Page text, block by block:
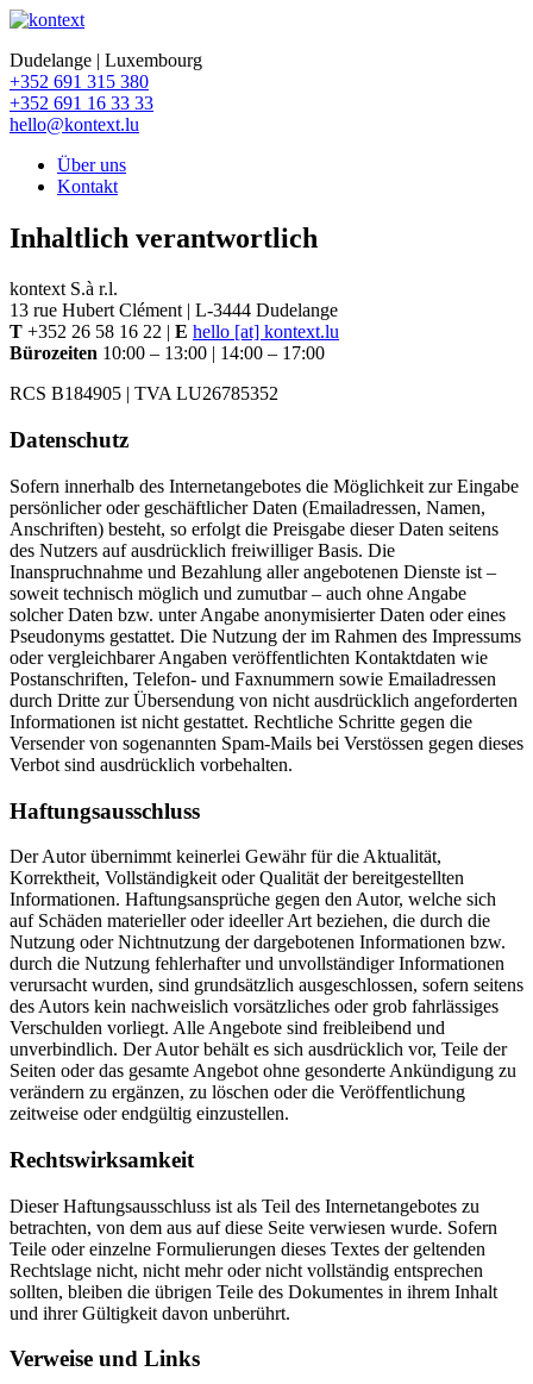
Dudelange | Luxembourg
+352 691 315 380
+352 691 16 33 33
hello@kontext.lu
Über uns
Kontakt
Inhaltlich verantwortlich
kontext S.à r.l.
13 rue Hubert Clément | L-3444 Dudelange
T +352 26 58 16 22 | E hello [at] kontext.lu
Bürozeiten 10:00 – 13:00 | 14:00 – 17:00
RCS B184905 | TVA LU26785352
Datenschutz
Sofern innerhalb des Internetangebotes die Möglichkeit zur Eingabe
persönlicher oder geschäftlicher Daten (Emailadressen, Namen,
Anschriften) besteht, so erfolgt die Preisgabe dieser Daten seitens
des Nutzers auf ausdrücklich freiwilliger Basis. Die
Inanspruchnahme und Bezahlung aller angebotenen Dienste ist –
soweit technisch möglich und zumutbar – auch ohne Angabe
solcher Daten bzw. unter Angabe anonymisierter Daten oder eines
Pseudonyms gestattet. Die Nutzung der im Rahmen des Impressums
oder vergleichbarer Angaben veröffentlichten Kontaktdaten wie
Postanschriften, Telefon- und Faxnummern sowie Emailadressen
durch Dritte zur Übersendung von nicht ausdrücklich angeforderten
Informationen ist nicht gestattet. Rechtliche Schritte gegen die
Versender von sogenannten Spam-Mails bei Verstössen gegen dieses
Verbot sind ausdrücklich vorbehalten.
Haftungsausschluss
Der Autor übernimmt keinerlei Gewähr für die Aktualität,
Korrektheit, Vollständigkeit oder Qualität der bereitgestellten
Informationen. Haftungsansprüche gegen den Autor, welche sich
auf Schäden materieller oder ideeller Art beziehen, die durch die
Nutzung oder Nichtnutzung der dargebotenen Informationen bzw.
durch die Nutzung fehlerhafter und unvollständiger Informationen
verursacht wurden, sind grundsätzlich ausgeschlossen, sofern seitens
des Autors kein nachweislich vorsätzliches oder grob fahrlässiges
Verschulden vorliegt. Alle Angebote sind freibleibend und
unverbindlich. Der Autor behält es sich ausdrücklich vor, Teile der
Seiten oder das gesamte Angebot ohne gesonderte Ankündigung zu
verändern zu ergänzen, zu löschen oder die Veröffentlichung
zeitweise oder endgültig einzustellen.
Rechtswirksamkeit
Dieser Haftungsausschluss ist als Teil des Internetangebotes zu
betrachten, von dem aus auf diese Seite verwiesen wurde. Sofern
Teile oder einzelne Formulierungen dieses Textes der geltenden
Rechtslage nicht, nicht mehr oder nicht vollständig entsprechen
sollten, bleiben die übrigen Teile des Dokumentes in ihrem Inhalt
und ihrer Gültigkeit davon unberührt.
Verweise und Links